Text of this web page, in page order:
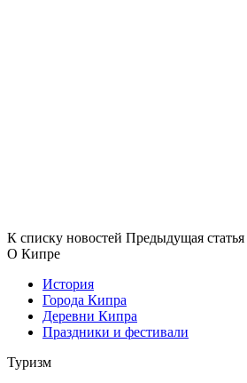
К списку новостей Предыдущая статья
О Кипре
История
Города Кипра
Деревни Кипра
Праздники и фестивали
Туризм